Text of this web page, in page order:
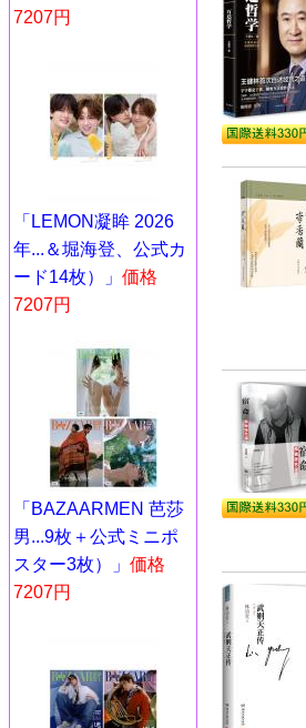
7207円
「LEMON凝眸 2026
年...＆堀海登、公式カ
ード14枚）」 価格
7207円
「BAZAARMEN 芭莎
男...9枚＋公式ミニポ
スター3枚）」 価格
7207円